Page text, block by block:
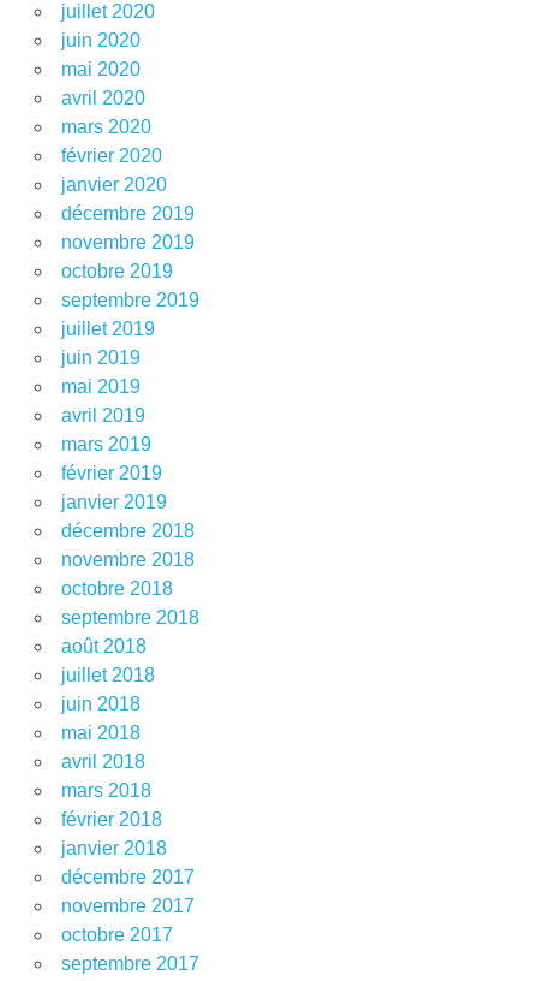
juillet 2020
juin 2020
mai 2020
avril 2020
mars 2020
février 2020
janvier 2020
décembre 2019
novembre 2019
octobre 2019
septembre 2019
juillet 2019
juin 2019
mai 2019
avril 2019
mars 2019
février 2019
janvier 2019
décembre 2018
novembre 2018
octobre 2018
septembre 2018
août 2018
juillet 2018
juin 2018
mai 2018
avril 2018
mars 2018
février 2018
janvier 2018
décembre 2017
novembre 2017
octobre 2017
septembre 2017